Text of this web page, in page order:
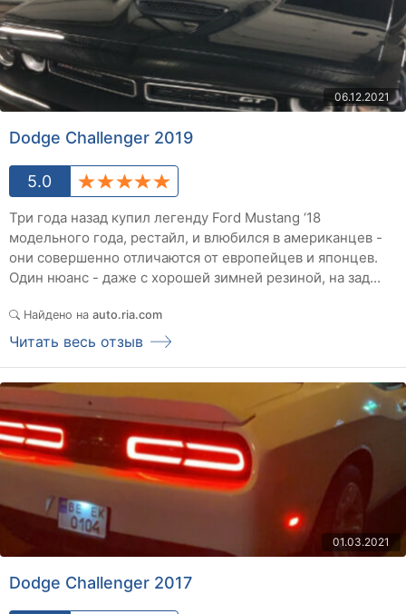
06.12.2021
Dodge Challenger 2019
5.0
Три года назад купил легенду Ford Mustang ‘18
модельного года, рестайл, и влюбился в американцев -
они совершенно отличаются от европейцев и японцев.
Один нюанс - даже с хорошей зимней резиной, на зад...
Найдено на auto.ria.com
Читать весь отзыв
01.03.2021
Dodge Challenger 2017